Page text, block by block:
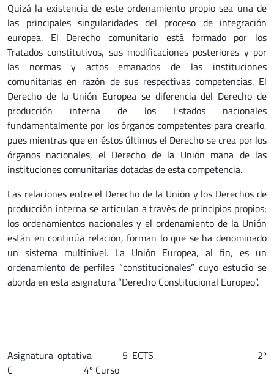
Quizá la existencia de este ordenamiento propio sea una de
las principales singularidades del proceso de integración
europea. El Derecho comunitario está formado por los
Tratados constitutivos, sus modificaciones posteriores y por
las normas y actos emanados de las instituciones
comunitarias en razón de sus respectivas competencias. El
Derecho de la Unión Europea se diferencia del Derecho de
producción interna de los Estados nacionales
fundamentalmente por los órganos competentes para crearlo,
pues mientras que en éstos últimos el Derecho se crea por los
órganos nacionales, el Derecho de la Unión mana de las
instituciones comunitarias dotadas de esta competencia.
Las relaciones entre el Derecho de la Unión y los Derechos de
producción interna se articulan a través de principios propios;
los ordenamientos nacionales y el ordenamiento de la Unión
están en continúa relación, forman lo que se ha denominado
un sistema multinivel. La Unión Europea, al fin, es un
ordenamiento de perfiles “constitucionales” cuyo estudio se
aborda en esta asignatura “Derecho Constitucional Europeo”.
Asignatura optativa 5 ECTS 2º
C 4º Curso